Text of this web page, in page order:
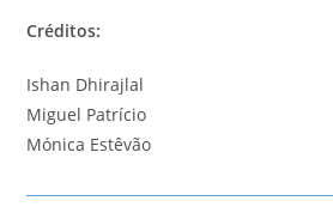
Créditos:
Ishan Dhirajlal
Miguel Patrício
Mónica Estêvão